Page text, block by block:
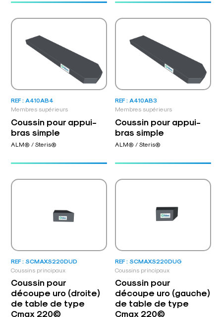
Membres supérieurs
REF : A410AB4
Coussin pour appui-
bras simple
ALM® / Steris®
Membres supérieurs
REF : A410AB3
Coussin pour appui-
bras simple
ALM® / Steris®
Coussins principaux
REF : SCMAXS220DUD
Coussin pour
découpe uro (droite)
de table de type
Cmax 220©
Coussins principaux
REF : SCMAXS220DUG
Coussin pour
découpe uro (gauche)
de table de type
Cmax 220©